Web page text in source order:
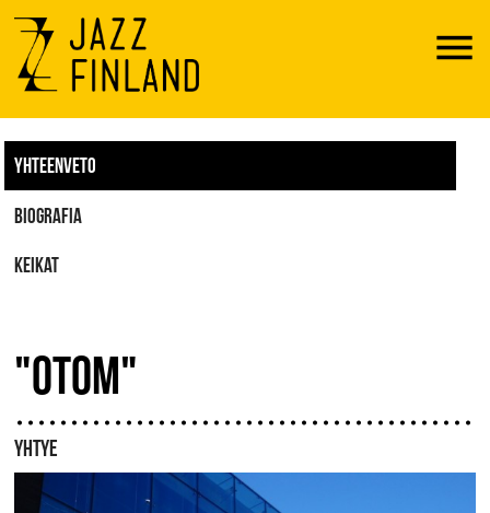
Menu
YHTEENVETO
BIOGRAFIA
KEIKAT
"OTOM"
YHTYE